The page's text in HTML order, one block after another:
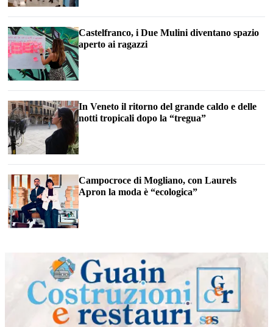
Castelfranco, i Due Mulini diventano spazio
aperto ai ragazzi
In Veneto il ritorno del grande caldo e delle
notti tropicali dopo la “tregua”
Campocroce di Mogliano, con Laurels
Apron la moda è “ecologica”